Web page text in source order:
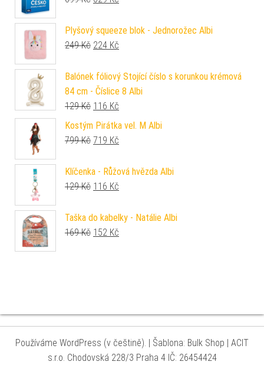
Plyšový squeeze blok - Jednorožec Albi
249Kč Původní cena byla: 249 Kč.
224 Kč
Balónek fóliový Stojící číslo s korunkou krémová
84 cm - Číslice 8 Albi
129Kč Původní cena byla: 129 Kč.
116 Kč
Kostým Pirátka vel. M Albi
799Kč Původní cena byla: 799 Kč.
719 Kč
Klíčenka - Růžová hvězda Albi
129Kč Původní cena byla: 129 Kč.
116 Kč
Taška do kabelky - Natálie Albi
169Kč Původní cena byla: 169 Kč.
152 Kč
Používáme WordPress (v češtině). | Šablona: Bulk Shop | ACIT
s.r.o. Chodovská 228/3 Praha 4 IČ: 26454424